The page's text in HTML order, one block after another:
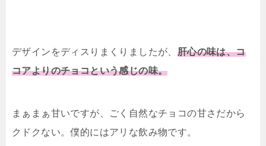
デザインをディスりまくりましたが、 肝心の味は、コ
コアよりのチョコという感じの味。
まぁまぁ甘いですが、ごく自然なチョコの甘さだから
クドクない。僕的にはアリな飲み物です。